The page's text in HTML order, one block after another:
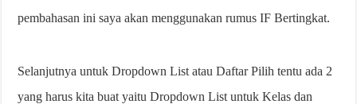
pembahasan ini saya akan menggunakan rumus IF Bertingkat.
Selanjutnya untuk Dropdown List atau Daftar Pilih tentu ada 2
yang harus kita buat yaitu Dropdown List untuk Kelas dan